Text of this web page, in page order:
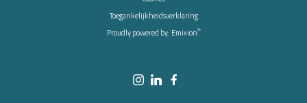
Toegankelijkheidsverklaring
Proudly powered by: Emixion®